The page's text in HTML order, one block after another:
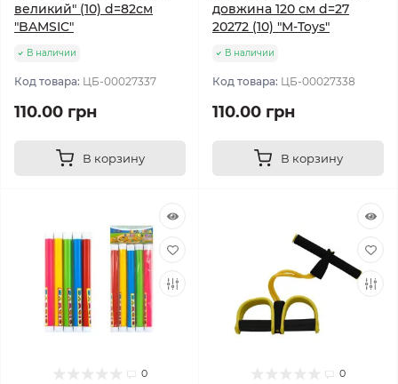
великий" (10) d=82см
"BAMSIC"
В наличии
Код товара: ЦБ-00027337
110.00 грн
В корзину
довжина 120 см d=27
20272 (10) "M-Toys"
В наличии
Код товара: ЦБ-00027338
110.00 грн
В корзину
0 0